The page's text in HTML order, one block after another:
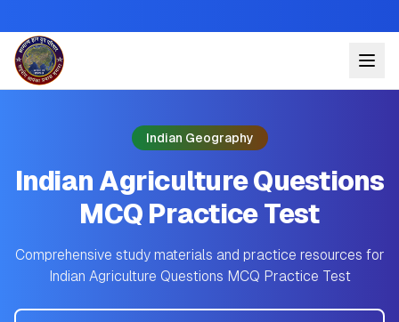
Indian Geography
Indian Agriculture Questions
MCQ Practice Test
Comprehensive study materials and practice resources for
Indian Agriculture Questions MCQ Practice Test